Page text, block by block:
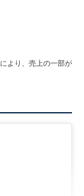
より、売上の一部が